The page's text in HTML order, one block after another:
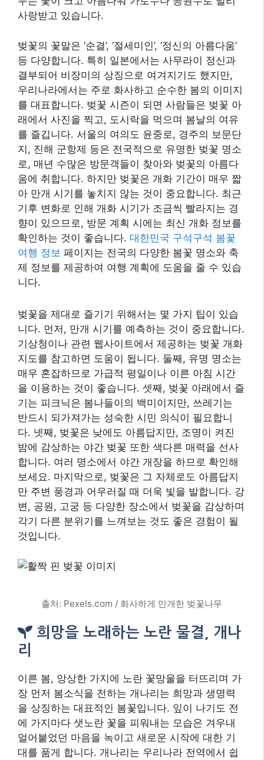
사랑받고 있습니다.
벚꽃의 꽃말은 ‘순결’, ‘절세미인’, ‘정신의 아름다움’
등 다양합니다. 특히 일본에서는 사무라이 정신과
결부되어 비장미의 상징으로 여겨지기도 했지만,
우리나라에서는 주로 화사하고 순수한 봄의 이미지
를 대표합니다. 벚꽃 시즌이 되면 사람들은 벚꽃 아
래에서 사진을 찍고, 도시락을 먹으며 봄날의 여유
를 즐깁니다. 서울의 여의도 윤중로, 경주의 보문단
지, 진해 군항제 등은 전국적으로 유명한 벚꽃 명소
로, 매년 수많은 방문객들이 찾아와 벚꽃의 아름다
움에 취합니다. 하지만 벚꽃은 개화 기간이 매우 짧
아 만개 시기를 놓치지 않는 것이 중요합니다. 최근
기후 변화로 인해 개화 시기가 조금씩 빨라지는 경
향이 있으므로, 방문 계획 시에는 최신 개화 정보를
확인하는 것이 좋습니다. 대한민국 구석구석 봄꽃
여행 정보 페이지는 전국의 다양한 봄꽃 명소와 축
제 정보를 제공하여 여행 계획에 도움을 줄 수 있습
니다.
벚꽃을 제대로 즐기기 위해서는 몇 가지 팁이 있습
니다. 먼저, 만개 시기를 예측하는 것이 중요합니다.
기상청이나 관련 웹사이트에서 제공하는 벚꽃 개화
지도를 참고하면 도움이 됩니다. 둘째, 유명 명소는
매우 혼잡하므로 가급적 평일이나 이른 아침 시간
을 이용하는 것이 좋습니다. 셋째, 벚꽃 아래에서 즐
기는 피크닉은 봄나들이의 백미이지만, 쓰레기는
반드시 되가져가는 성숙한 시민 의식이 필요합니
다. 넷째, 벚꽃은 낮에도 아름답지만, 조명이 켜진
밤에 감상하는 야간 벚꽃 또한 색다른 매력을 선사
합니다. 여러 명소에서 야간 개장을 하므로 확인해
보세요. 마지막으로, 벚꽃은 그 자체로도 아름답지
만 주변 풍경과 어우러질 때 더욱 빛을 발합니다. 강
변, 공원, 고궁 등 다양한 장소에서 벚꽃을 감상하며
각기 다른 분위기를 느껴보는 것도 좋은 경험이 될
것입니다.
출처: Pexels.com / 화사하게 만개한 벚꽃나무
희망을 노래하는 노란 물결, 개나
리
이른 봄, 앙상한 가지에 노란 꽃망울을 터뜨리며 가
장 먼저 봄소식을 전하는 개나리는 희망과 생명력
을 상징하는 대표적인 봄꽃입니다. 잎이 나기도 전
에 가지마다 샛노란 꽃을 피워내는 모습은 겨우내
얼어붙었던 마음을 녹이고 새로운 시작에 대한 기
대를 품게 합니다. 개나리는 우리나라 전역에서 쉽